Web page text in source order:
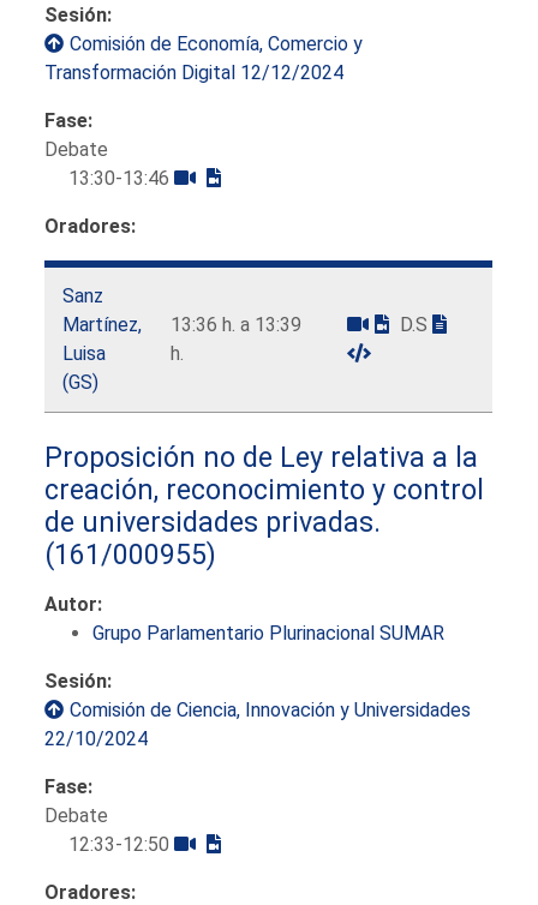
Sesión:
Comisión de Economía, Comercio y
Transformación Digital 12/12/2024
Fase:
Debate
13:30-13:46
Oradores:
Sanz
Martínez,
Luisa
(GS)
13:36 h. a 13:39
h.
D.S
Proposición no de Ley relativa a la
creación, reconocimiento y control
de universidades privadas.
(161/000955)
Autor:
Grupo Parlamentario Plurinacional SUMAR
Sesión:
Comisión de Ciencia, Innovación y Universidades
22/10/2024
Fase:
Debate
12:33-12:50
Oradores: